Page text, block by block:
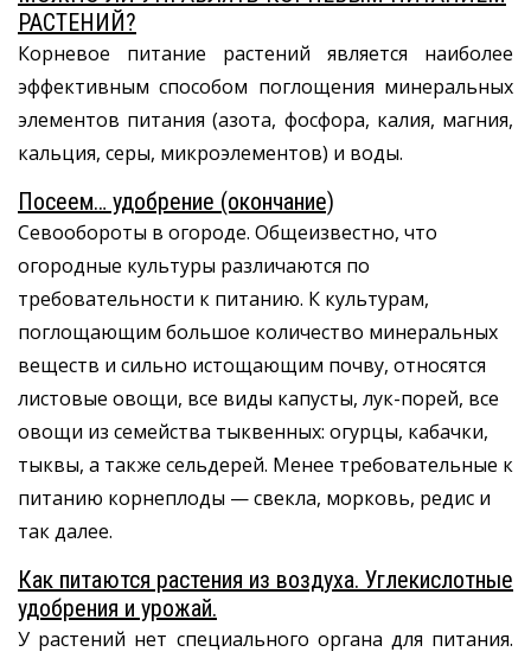
РАСТЕНИЙ?
Корневое питание растений является наиболее
эффективным способом поглощения минеральных
элементов питания (азота, фосфора, калия, магния,
кальция, серы, микроэлементов) и воды.
Посеем… удобрение (окончание)
Севообороты в огороде. Общеизвестно, что
огородные культуры различаются по
требовательности к питанию. К культурам,
поглощающим большое количество минеральных
веществ и сильно истощающим почву, относятся
листовые овощи, все виды капусты, лук-порей, все
овощи из семейства тыквенных: огурцы, кабачки,
тыквы, а также сельдерей. Менее требовательные к
питанию корнеплоды — свекла, морковь, редис и
так далее.
Как питаются растения из воздуха. Углекислотные
удобрения и урожай.
У растений нет специального органа для питания.